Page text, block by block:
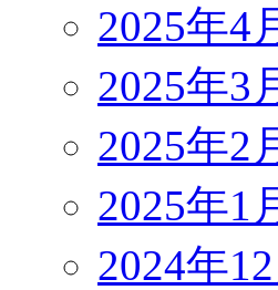
2025年4
2025年3
2025年2
2025年1
2024年12